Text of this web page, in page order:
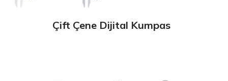
Çift Çene Dijital Kumpas